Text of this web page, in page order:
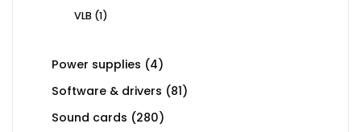
VLB 11
Power supplies 44
products
Software & drivers 8181
Sound cards 280280